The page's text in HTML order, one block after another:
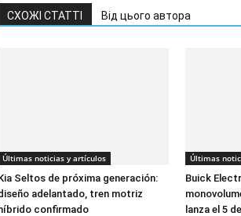
СХОЖІ СТАТТІ Від цього автора
Últimas noticias y artículos
Seltos de próxima generación:
adelantado, tren motriz
híbrido confirmado
Últimas
Buick
lanza el 5